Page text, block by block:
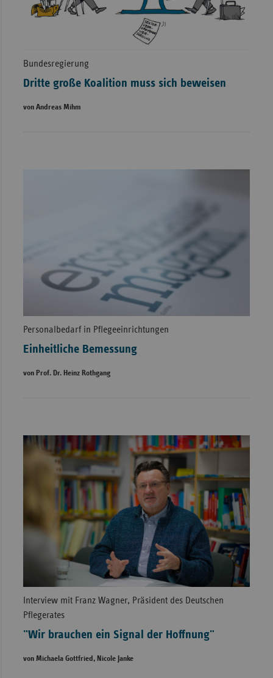
Bundesregierung
Dritte große Koalition muss sich beweisen
von Andreas Mihm
Personalbedarf in Pflegeeinrichtungen
Einheitliche Bemessung
von Prof. Dr. Heinz Rothgang
Interview mit Franz Wagner, Präsident des Deutschen
Pflegerates
"Wir brauchen ein Signal der Hoffnung"
von Michaela Gottfried, Nicole Janke